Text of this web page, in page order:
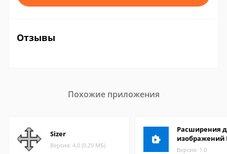
Отзывы
Похожие приложения
Sizer
Версия: 4.0 (0.29 МБ)
Расширения
изображений
Версия: 1.0